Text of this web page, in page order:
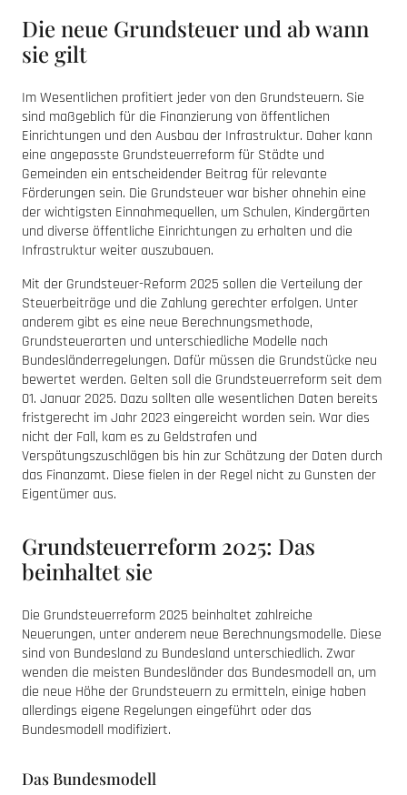
Die neue Grundsteuer und ab wann
sie gilt
Im Wesentlichen profitiert jeder von den Grundsteuern. Sie
sind maßgeblich für die Finanzierung von öffentlichen
Einrichtungen und den Ausbau der Infrastruktur. Daher kann
eine angepasste Grundsteuerreform für Städte und
Gemeinden ein entscheidender Beitrag für relevante
Förderungen sein. Die Grundsteuer war bisher ohnehin eine
der wichtigsten Einnahmequellen, um Schulen, Kindergärten
und diverse öffentliche Einrichtungen zu erhalten und die
Infrastruktur weiter auszubauen.
Mit der Grundsteuer-Reform 2025 sollen die Verteilung der
Steuerbeiträge und die Zahlung gerechter erfolgen. Unter
anderem gibt es eine neue Berechnungsmethode,
Grundsteuerarten und unterschiedliche Modelle nach
Bundesländerregelungen. Dafür müssen die Grundstücke neu
bewertet werden. Gelten soll die Grundsteuerreform seit dem
01. Januar 2025. Dazu sollten alle wesentlichen Daten bereits
fristgerecht im Jahr 2023 eingereicht worden sein. War dies
nicht der Fall, kam es zu Geldstrafen und
Verspätungszuschlägen bis hin zur Schätzung der Daten durch
das Finanzamt. Diese fielen in der Regel nicht zu Gunsten der
Eigentümer aus.
Grundsteuerreform 2025: Das
beinhaltet sie
Die Grundsteuerreform 2025 beinhaltet zahlreiche
Neuerungen, unter anderem neue Berechnungsmodelle. Diese
sind von Bundesland zu Bundesland unterschiedlich. Zwar
wenden die meisten Bundesländer das Bundesmodell an, um
die neue Höhe der Grundsteuern zu ermitteln, einige haben
allerdings eigene Regelungen eingeführt oder das
Bundesmodell modifiziert.
Das Bundesmodell